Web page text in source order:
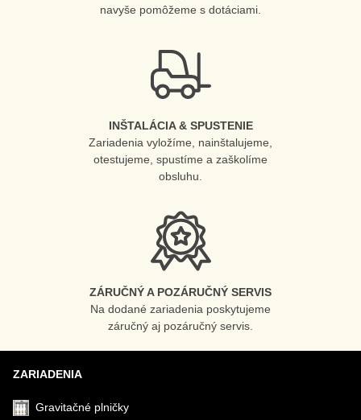
navyše pomôžeme s dotáciami.
INŠTALÁCIA & SPUSTENIE
Zariadenia vyložíme, nainštalujeme,
otestujeme, spustíme a zaškolíme
obsluhu.
ZÁRUČNÝ A POZÁRUČNÝ SERVIS
Na dodané zariadenia poskytujeme
záručný aj pozáručný servis.
ZARIADENIA
Gravitačné plničky